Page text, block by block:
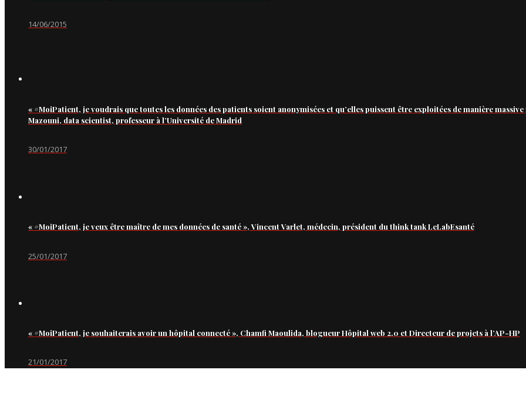
14/06/2015
« #MoiPatient, je voudrais que toutes les données des patients soient anonymisées et qu’elles puissent être exploitées de manière
Mazouni, data scientist, professeur à l’Université de Madrid
30/01/2017
« #MoiPatient, je veux être maître de mes données de santé », Vincent Varlet, médecin, président du think tank LeLabEsanté
25/01/2017
« #MoiPatient, je souhaiterais avoir un hôpital connecté », Chamfi Maoulida, blogueur Hôpital web 2.0 et Directeur de projets à l’AP-HP
21/01/2017